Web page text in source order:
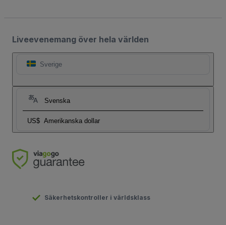
Liveevenemang över hela världen
Sverige
Svenska
US$ Amerikanska dollar
Säkerhetskontroller i världsklass